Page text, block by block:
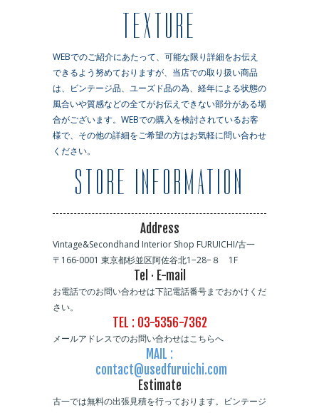
TEXTURE
WEBでのご紹介にあたって、可能な限り詳細をお伝え
できるよう努めておりますが、当店での取り扱い商品
は、ビンテージ品、ユーズド品の為、経年による状態の
風合いや質感などの全てがお伝えできない部分がある場
合がございます。WEBでの購入を検討されているお客
様で、その他の詳細をご希望の方はお気軽に問い合わせ
ください。
STORE INFORMATION
Address
Vintage&Secondhand Interior Shop FURUICHI/古一
〒166-0001 東京都杉並区阿佐谷北1−28−８ 1F
Tel · E-mail
お電話でのお問い合わせは下記電話番号までおかけくだ
さい。
TEL : 03-5356-7362
メールアドレスでのお問い合わせはこちらへ
MAIL :
contact@usedfuruichi.com
Estimate
古一では無料の出張見積を行っております。ビンテージ